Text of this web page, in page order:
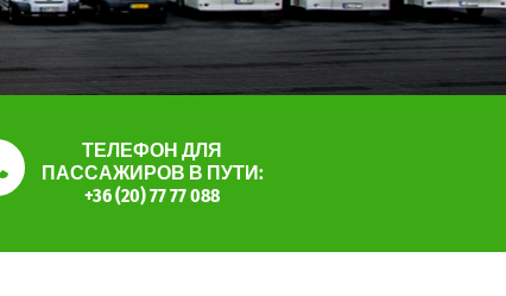
ТЕЛЕФОН ДЛЯ
ПАССАЖИРОВ В ПУТИ:
+36 (20) 77 77 088